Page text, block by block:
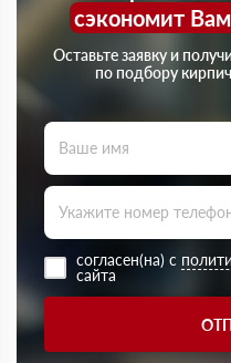
сэкономит
Оставьте заявку и
по подбору
согласен(на) с
сайта